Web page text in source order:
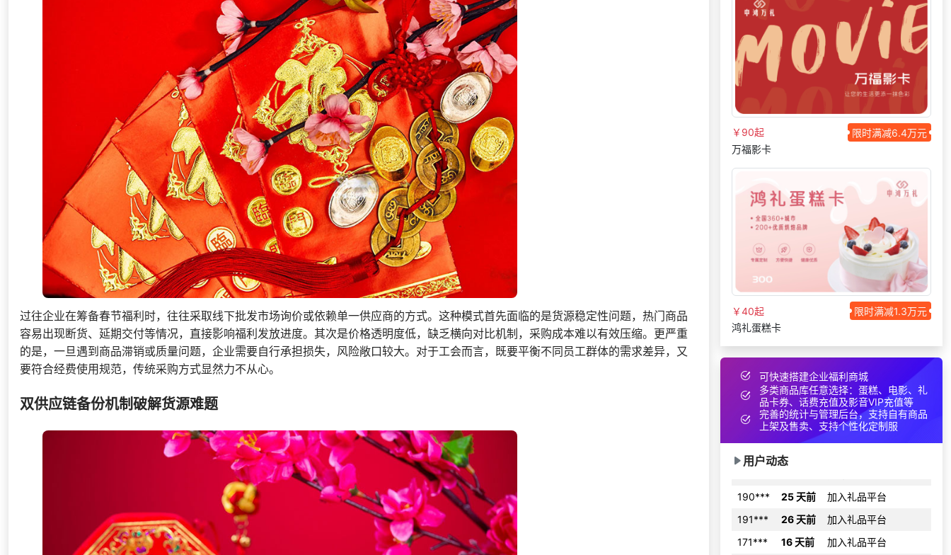
过往企业在筹备春节福利时，往往采取线下批发市场询价或依赖单一供应商的方式。这种模式首先面临的是货源稳定性问题，热门商品
容易出现断货、延期交付等情况，直接影响福利发放进度。其次是价格透明度低，缺乏横向对比机制，采购成本难以有效压缩。更严重
的是，一旦遇到商品滞销或质量问题，企业需要自行承担损失，风险敞口较大。对于工会而言，既要平衡不同员工群体的需求差异，又
要符合经费使用规范，传统采购方式显然力不从心。
双供应链备份机制破解货源难题
￥90起
限时满减6.4万元
万福影卡
￥40起
限时满减1.3万元
鸿礼蛋糕卡
可快速搭建企业福利商城
多类商品库任意选择：蛋糕、电影、礼
品卡券、话费充值及影音VIP充值等
完善的统计与管理后台，支持自有商品
上架及售卖、支持个性化定制服
用户动态
159*** 3 天前
选择定制礼品商城
156***
申请按需体验系统
183*** 9 天前
咨询积分兑换商城开
发
152***
9 天前
申请按需体验系统
131***
28 天前
了解福利商城平台
180***
29 天前
申请按需体验系统
145***
22 天前
选择礼品卡券系统
190***
25 天前
191***
26 天前
加入礼品平台
171***
16 天前 加入礼品平台
131*** 23 天前
咨询积分兑换商城开
发
131***
了解福利商城平台
180***
29 天前
申请按需体验系统
145***
22 天前
选择礼品卡券系统
190***
25 天前
加入礼品平台
加入礼品平台
171***
16 天前 加入礼品平台
131***
咨询积分兑换商城开
159***
7 天前
选择了礼品提货系统
139***
7 天前
选择了礼品提货系统
157***
15 天前 选择礼品卡券系统
索要福利礼品采购资